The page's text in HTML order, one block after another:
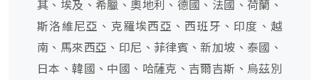
其、埃及、希臘、奧地利、德國、法國、荷蘭、
斯洛維尼亞、克羅埃西亞、西班牙、印度、越
南、馬來西亞、印尼、菲律賓、新加坡、泰國、
日本、韓國、中國、哈薩克、吉爾吉斯、烏茲別